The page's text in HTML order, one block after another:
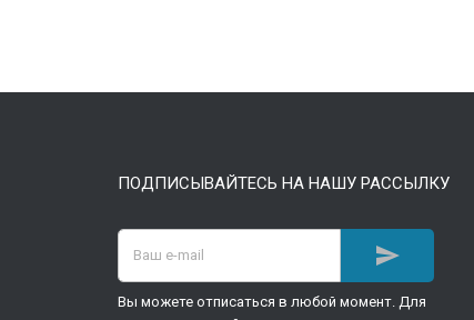
ПОДПИСЫВАЙТЕСЬ НА НАШУ РАССЫЛКУ

Вы можете отписаться в любой момент. Для